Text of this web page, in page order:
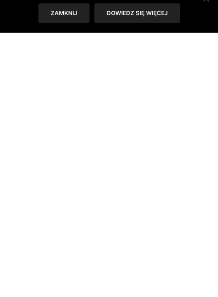
ZAMKNIJ DOWIEDZ SIĘ WIĘCEJ